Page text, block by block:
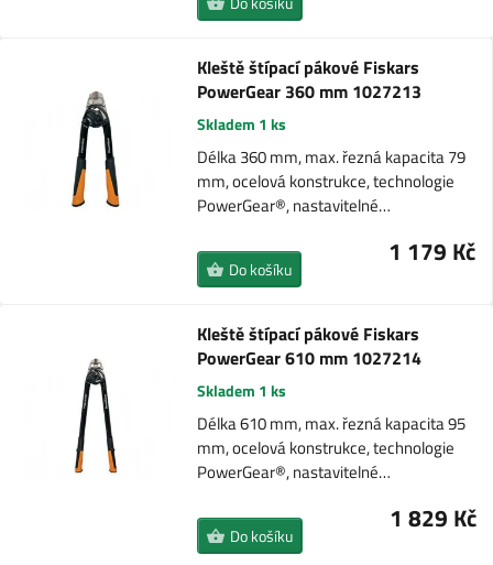
Kleště štípací pákové Fiskars
PowerGear 360 mm 1027213
Skladem 1 ks
Délka 360 mm, max. řezná kapacita 79
mm, ocelová konstrukce, technologie
PowerGear®, nastavitelné…
1 179 Kč
Do košíku
Kleště štípací pákové Fiskars
PowerGear 610 mm 1027214
Skladem 1 ks
Délka 610 mm, max. řezná kapacita 95
mm, ocelová konstrukce, technologie
PowerGear®, nastavitelné…
1 829 Kč
Do košíku